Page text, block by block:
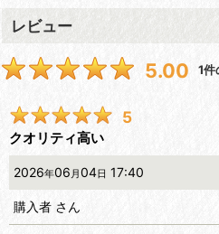
レビュー
5.00 1件
5
クオリティ高い
2026年06 月04日 17:40
購入者 さん